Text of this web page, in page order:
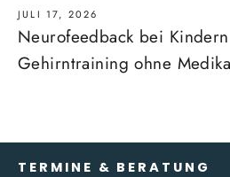
JULI 17, 2026
Neurofeedback bei
Gehirntraining ohne
TERMINE & BERATUNG